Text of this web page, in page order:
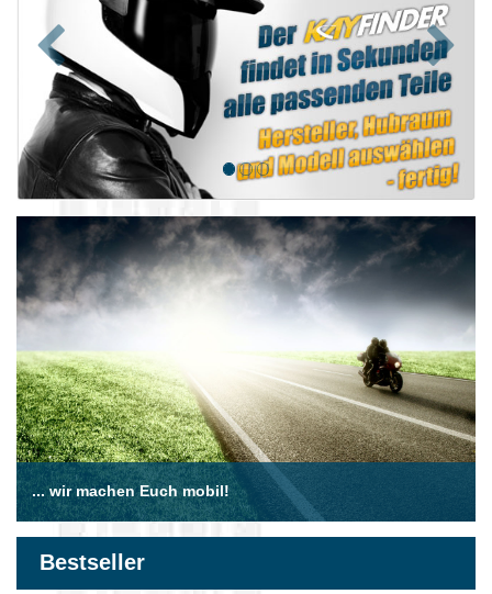
Zurück
... wir machen Euch mobil!
Bestseller